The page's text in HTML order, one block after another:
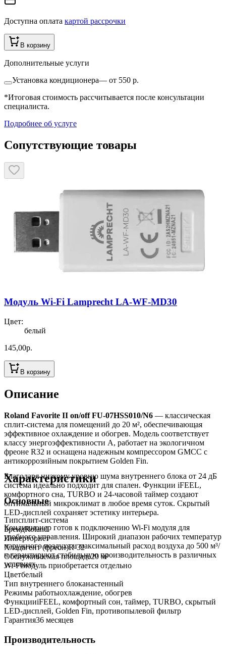
Доступна оплата картой рассрочки
В корзину
Дополнительные услуги
Установка кондиционера— от 550 р.
*Итоговая стоимость рассчитывается после консультации
специалиста.
Подробнее об услуге
Сопутствующие товары
Модуль Wi-Fi Lamprecht LA-WF-MD30
Цвет:
белый
145,00р.
В корзину
Описание
Roland Favorite II on/off FU-07HSS010/N6 — классическая
сплит-система для помещений до 20 м², обеспечивающая
эффективное охлаждение и обогрев. Модель соответствует
классу энергоэффективности A, работает на экологичном
фреоне R32 и оснащена надежным компрессором GMCC с
антикоррозийным покрытием Golden Fin.
Благодаря низкому уровню шума внутреннего блока от 24 дБ
система идеально подходит для спален. Функции iFEEL,
комфортного сна, TURBO и 24-часовой таймер создают
оптимальный микроклимат в любое время суток. Скрытый
LED-дисплей сохраняет эстетику интерьера.
Кондиционер готов к подключению Wi-Fi модуля для
удобного управления. Широкий диапазон рабочих температур
наружного воздуха и максимальный расход воздуха до 500 м³/
ч гарантируют стабильную производительность в различных
условиях.
Характеристики
Основные
Типсплит-система
БрендRoland
Инверторнет
Хладагент (фреон)R-32
Обслуживаемая площадь20м²
Wi-Fiмодуль приобретается отдельно
Цветбелый
Тип внутреннего блоканастенный
Режимы работыохлаждение, обогрев
ФункцииiFEEL, комфортный сон, таймер, TURBO, скрытый
LED-дисплей, Golden Fin, противопылевой фильтр
Гарантия36 месяцев
Производительность